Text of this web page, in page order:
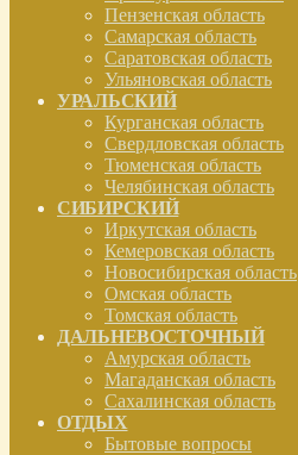
Пензенская область
Самарская область
Саратовская область
Ульяновская область
УРАЛЬСКИЙ
Курганская область
Свердловская область
Тюменская область
Челябинская область
СИБИРСКИЙ
Иркутская область
Кемеровская область
Новосибирская область
Омская область
Томская область
ДАЛЬНЕВОСТОЧНЫЙ
Амурская область
Магаданская область
Сахалинская область
ОТДЫХ
Бытовые вопросы